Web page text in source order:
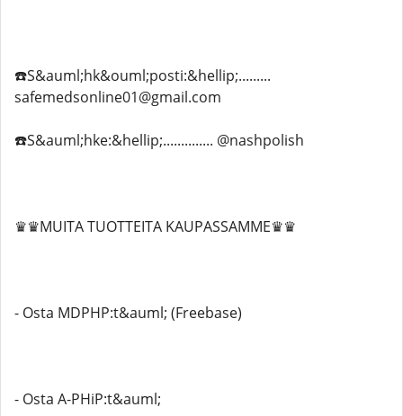
☎️S&auml;hk&ouml;posti:&hellip;.........
safemedsonline01@gmail.com
☎️S&auml;hke:&hellip;.............. @nashpolish
♛♛MUITA TUOTTEITA KAUPASSAMME♛♛
- Osta MDPHP:t&auml; (Freebase)
- Osta A-PHiP:t&auml;